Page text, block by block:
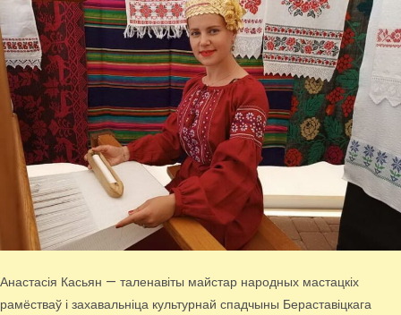
Анастасія Касьян — таленавіты майстар народных мастацкіх
рамёстваў і захавальніца культурнай спадчыны Бераставіцкага